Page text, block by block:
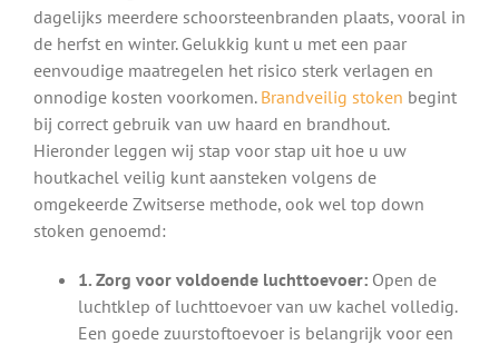
dagelijks meerdere schoorsteenbranden plaats, vooral in
de herfst en winter. Gelukkig kunt u met een paar
eenvoudige maatregelen het risico sterk verlagen en
onnodige kosten voorkomen. Brandveilig stoken begint
bij correct gebruik van uw haard en brandhout.
Hieronder leggen wij stap voor stap uit hoe u uw
houtkachel veilig kunt aansteken volgens de
omgekeerde Zwitserse methode, ook wel top down
stoken genoemd:
1. Zorg voor voldoende luchttoevoer:Open de
luchtklep of luchttoevoer van uw kachel volledig.
Een goede zuurstoftoevoer is belangrijk voor een